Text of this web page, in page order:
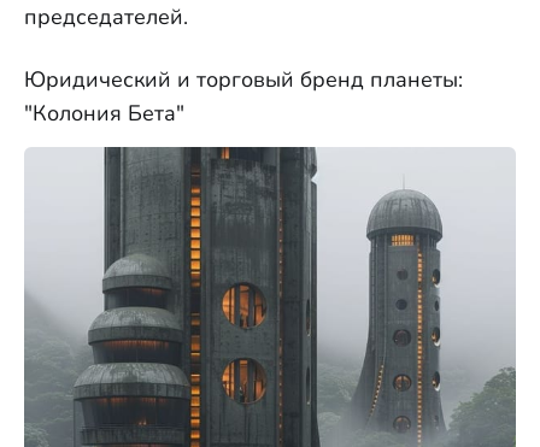
председателей.
Юридический и торговый бренд планеты:
"Колония Бета"